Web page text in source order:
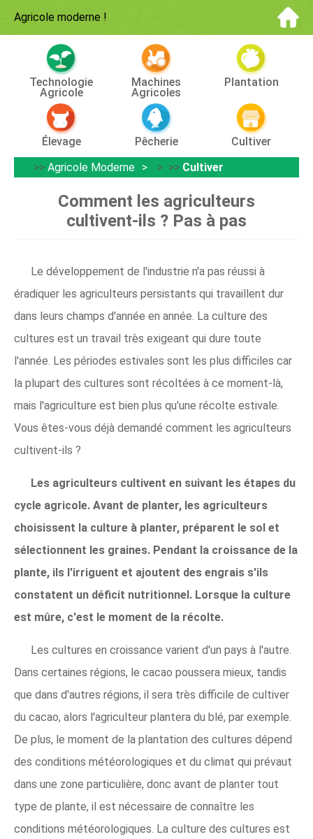
Agricole moderne !
Technologie
Agricole
Machines
Agricoles
Plantation
Élevage Pêcherie
Cultiver
>> Agricole Moderne > >> Cultiver
Comment les agriculteurs
cultivent-ils ? Pas à pas
Le développement de l'industrie n'a pas réussi à
éradiquer les agriculteurs persistants qui travaillent dur
dans leurs champs d'année en année. La culture des
cultures est un travail très exigeant qui dure toute
l'année. Les périodes estivales sont les plus difficiles car
la plupart des cultures sont récoltées à ce moment-là,
mais l'agriculture est bien plus qu'une récolte estivale.
Vous êtes-vous déjà demandé comment les agriculteurs
cultivent-ils ?
Les agriculteurs cultivent en suivant les étapes du
cycle agricole. Avant de planter, les agriculteurs
choisissent la culture à planter, préparent le sol et
sélectionnent les graines. Pendant la croissance de la
plante, ils l'irriguent et ajoutent des engrais s'ils
constatent un déficit nutritionnel. Lorsque la culture
est mûre, c'est le moment de la récolte.
Les cultures en croissance varient d'un pays à l'autre.
Dans certaines régions, le cacao poussera mieux, tandis
que dans d'autres régions, il sera très difficile de cultiver
du cacao, alors l'agriculteur plantera du blé, par exemple.
De plus, le moment de la plantation des cultures dépend
des conditions météorologiques et du climat qui prévaut
dans une zone particulière, donc avant de planter tout
type de plante, il est nécessaire de connaître les
conditions météorologiques. La culture des cultures est